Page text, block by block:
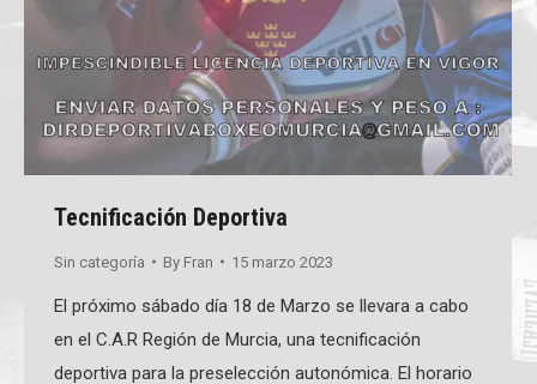
Tecnificación Deportiva
Sin categoría By Fran 15 marzo 2023
El próximo sábado día 18 de Marzo se llevara a cabo
en el C.A.R Región de Murcia, una tecnificación
deportiva para la preselección autonómica. El horario